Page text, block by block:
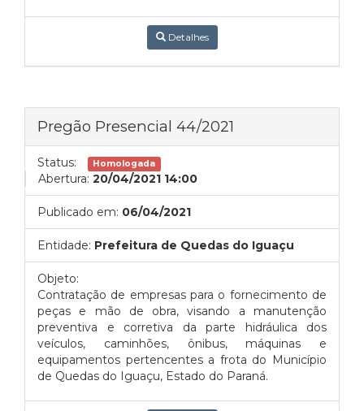
Detalhes
Pregão Presencial 44/2021
Status: Homologada
Abertura: 20/04/2021 14:00
Publicado em: 06/04/2021
Entidade: Prefeitura de Quedas do Iguaçu
Objeto:
Contratação de empresas para o fornecimento de
peças e mão de obra, visando a manutenção
preventiva e corretiva da parte hidráulica dos
veículos, caminhões, ônibus, máquinas e
equipamentos pertencentes a frota do Município
de Quedas do Iguaçu, Estado do Paraná.